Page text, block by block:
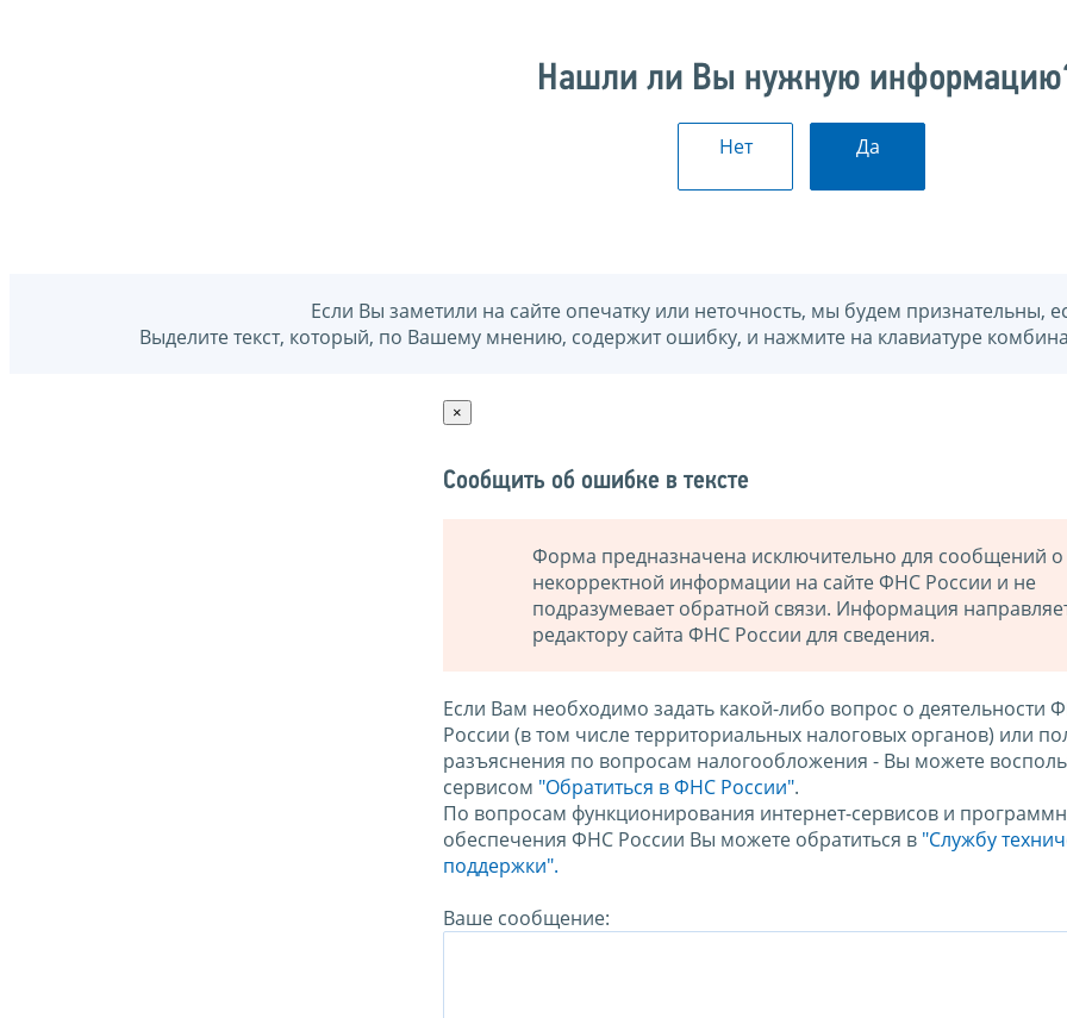
Нашли ли Вы нужную
Нет Да
Если Вы заметили на сайте опечатку или неточность, мы будем признательны,
Выделите текст, который, по Вашему мнению, содержит ошибку, и нажмите на клавиатуре
×
Сообщить об ошибке в тексте
Форма предназначена исключительно для сообщений о
некорректной информации на сайте ФНС России и не
подразумевает обратной связи. Информация
редактору сайта ФНС России для сведения.
Если Вам необходимо задать какой-либо вопрос о деятельности
России (в том числе территориальных налоговых органов) или
разъяснения по вопросам налогообложения - Вы можете
сервисом "Обратиться в ФНС России".
По вопросам функционирования интернет-сервисов и
обеспечения ФНС России Вы можете обратиться в "Службу
поддержки".
Ваше сообщение: